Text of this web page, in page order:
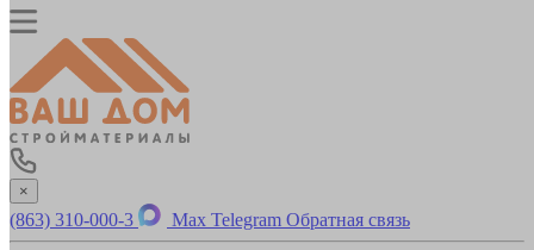
×
(863) 310-000-3 Max Telegram Обратная связь